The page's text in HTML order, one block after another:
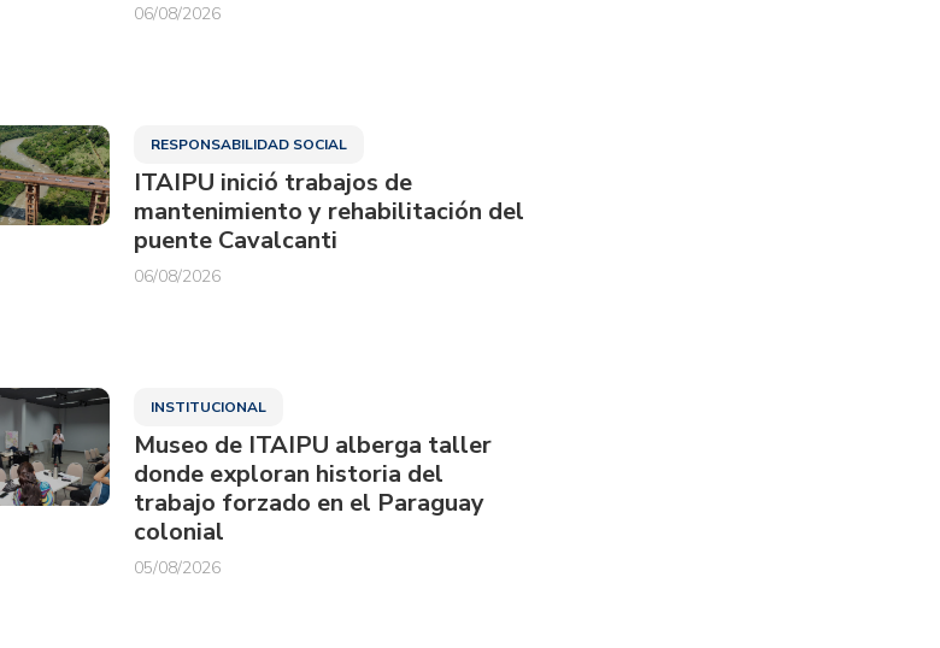
06/08/2026
RESPONSABILIDAD SOCIAL
ITAIPU inició trabajos de
mantenimiento y rehabilitación del
puente Cavalcanti
06/08/2026
INSTITUCIONAL
Museo de ITAIPU alberga taller
donde exploran historia del
trabajo forzado en el Paraguay
colonial
05/08/2026